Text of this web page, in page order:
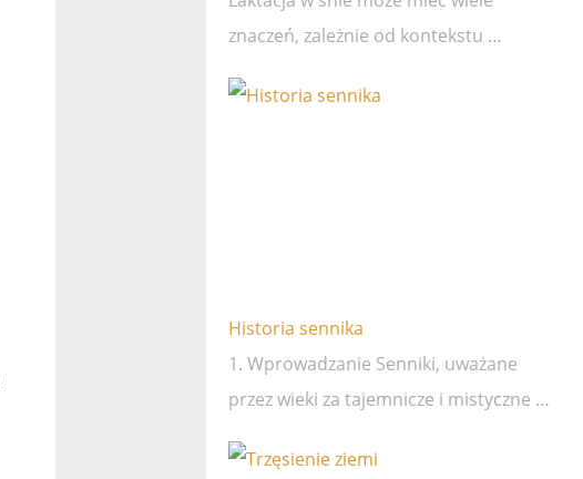
znaczeń, zależnie od kontekstu …
Historia sennika
1. Wprowadzanie Senniki, uważane
przez wieki za tajemnicze i mistyczne …